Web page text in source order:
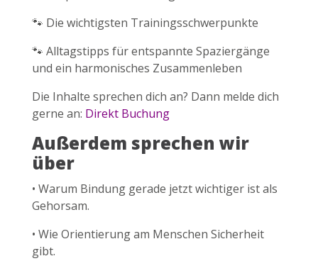
🐾 Die wichtigsten Trainingsschwerpunkte
🐾 Alltagstipps für entspannte Spaziergänge
und ein harmonisches Zusammenleben
Die Inhalte sprechen dich an? Dann melde dich
gerne an: Direkt Buchung
Außerdem sprechen wir
über
• Warum Bindung gerade jetzt wichtiger ist als
Gehorsam.
• Wie Orientierung am Menschen Sicherheit
gibt.